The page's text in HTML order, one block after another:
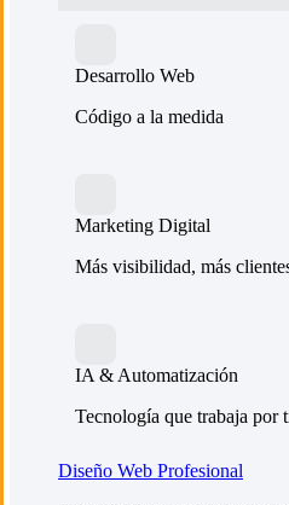
Desarrollo Web
Código a la medida
Marketing Digital
Más visibilidad, más
IA & Automatización
Tecnología que trabaja por
Diseño Web Profesional